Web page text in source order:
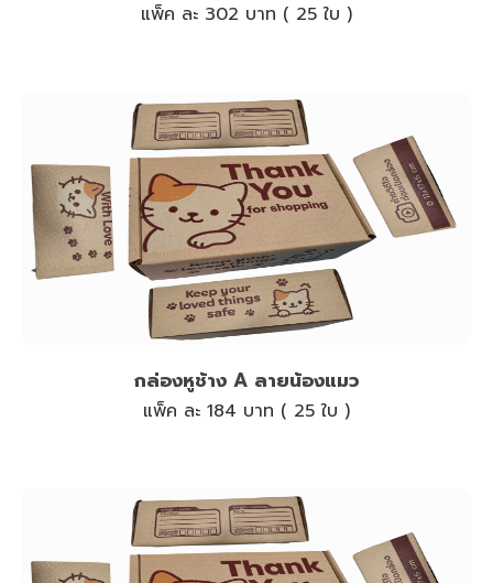
แพ็ค ละ 302 บาท ( 25 ใบ )
กล่องหูช้าง A ลายน้องแมว
แพ็ค ละ 184 บาท ( 25 ใบ )